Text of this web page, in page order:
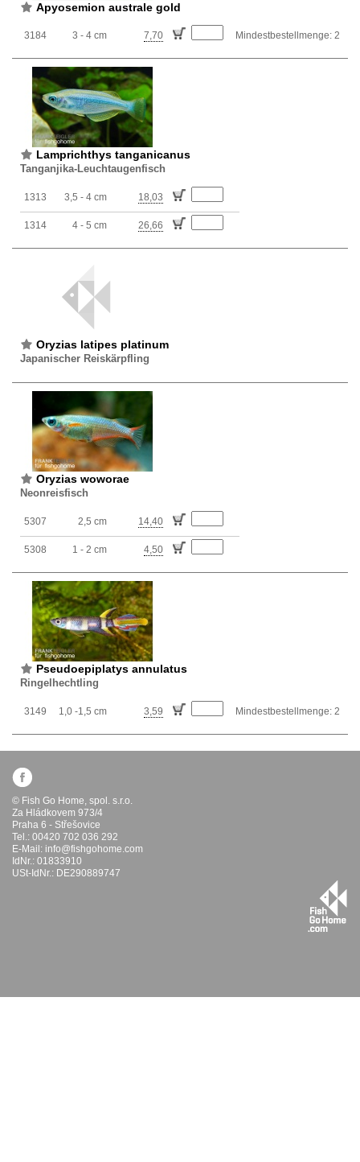
Apyosemion australe gold
3184 3 - 4 cm 7,70 Mindestbestellmenge: 2
Lamprichthys tanganicanus
Tanganjika-Leuchtaugenfisch
1313 3,5 - 4 cm 18,03
1314 4 - 5 cm 26,66
Oryzias latipes platinum
Japanischer Reiskärpfling
Oryzias woworae
Neonreisfisch
5307 2,5 cm 14,40
5308 1 - 2 cm 4,50
Pseudoepiplatys annulatus
Ringelhechtling
3149 1,0 -1,5 cm 3,59 Mindestbestellmenge: 2
© Fish Go Home, spol. s.r.o.
Za Hládkovem 973/4
Praha 6 - Střešovice
Tel.: 00420 702 036 292
E-Mail: info@fishgohome.com
IdNr.: 01833910
USt-IdNr.: DE290889747